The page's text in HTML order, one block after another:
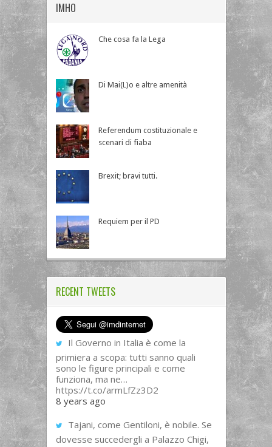
IMHO
Che cosa fa la Lega
Di Mai(L)o e altre amenità
Referendum costituzionale e
scenari di fiaba
Brexit; bravi tutti.
Requiem per il PD
RECENT TWEETS
Il Governo in Italia è come la
primiera a scopa: tutti sanno quali
sono le figure principali e come
funziona, ma ne…
https://t.co/armLfZz3D2
8 years ago
Tajani, come Gentiloni, è nobile. Se
dovesse succedergli a Palazzo Chigi,